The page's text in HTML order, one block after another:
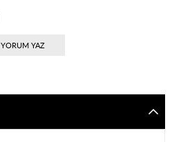
YORUM YAZ